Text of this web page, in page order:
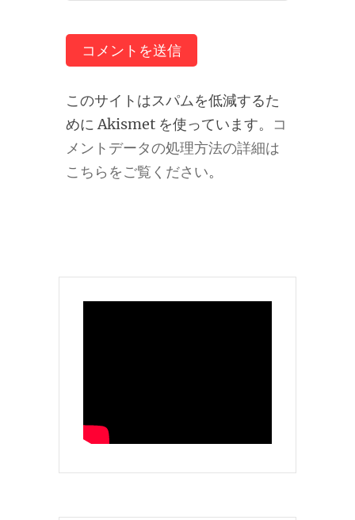
このサイトはスパムを低減するた
めに Akismet を使っています。 コ
メントデータの処理方法の詳細は
こちらをご覧ください。